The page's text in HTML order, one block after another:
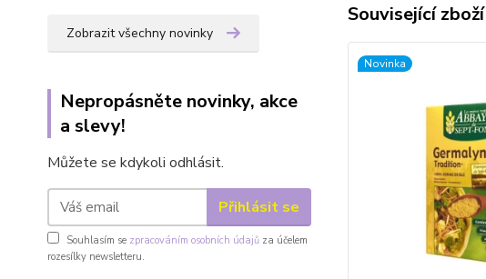
Zobrazit všechny novinky
Nepropásněte novinky, akce
a slevy!
Můžete se kdykoli odhlásit.
Přihlásit se
Souhlasím se zpracováním osobních údajů za účelem
rozesílky newsletteru.
Související zboží
Novinka